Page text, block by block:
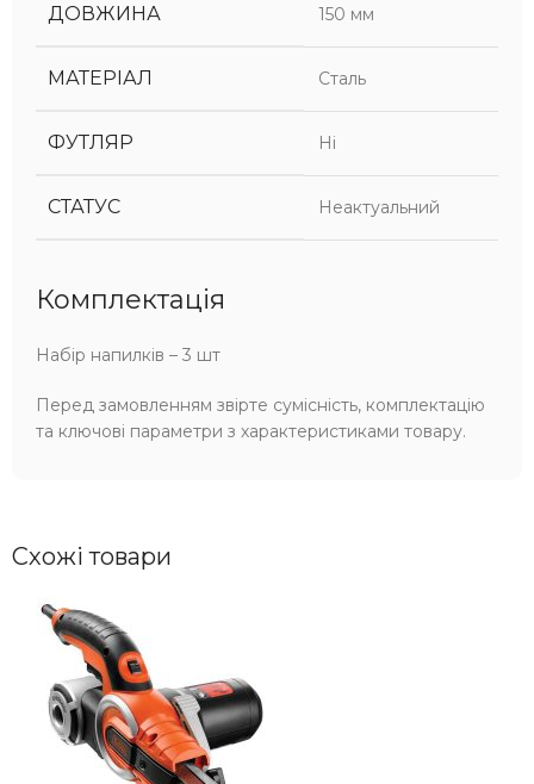
ДОВЖИНА 150 мм
МАТЕРІАЛ Сталь
ФУТЛЯР Ні
СТАТУС Неактуальний
Комплектація
Набір напилків – 3 шт
Перед замовленням звірте сумісність, комплектацію
та ключові параметри з характеристиками товару.
Схожі товари